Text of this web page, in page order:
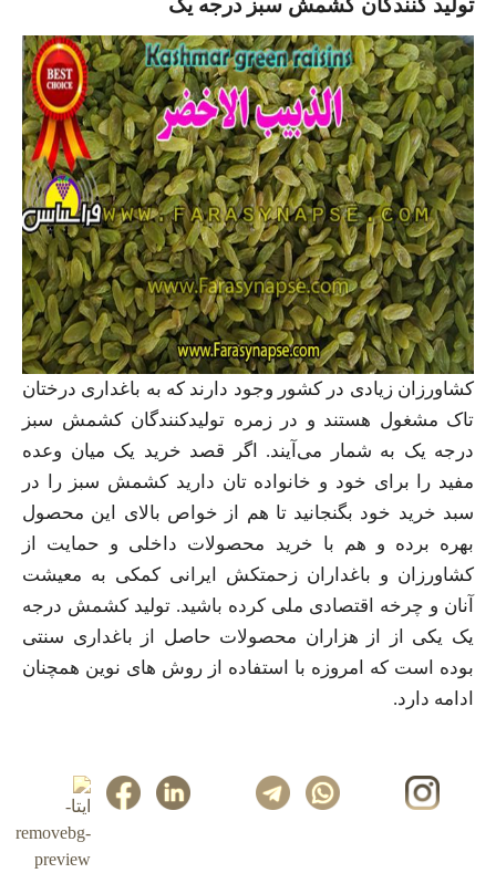
تولید کنندگان کشمش سبز درجه یک
کشاورزان زیادی در کشور وجود دارند که به باغداری درختان
تاک مشغول هستند و در زمره تولیدکنندگان کشمش سبز
درجه یک به شمار می‌آیند. اگر قصد خرید یک میان وعده
مفید را برای خود و خانواده تان دارید کشمش سبز را در
سبد خرید خود بگنجانید تا هم از خواص بالای این محصول
بهره برده و هم با خرید محصولات داخلی و حمایت از
کشاورزان و باغداران زحمتکش ایرانی کمکی به معیشت
آنان و چرخه اقتصادی ملی کرده باشید. تولید کشمش درجه
یک یکی از از هزاران محصولات حاصل از باغداری سنتی
بوده است که امروزه با استفاده از روش های نوین همچنان
ادامه دارد.